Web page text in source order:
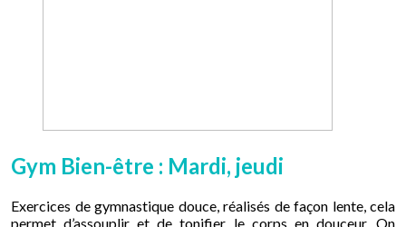
Gym Bien-être : Mardi, jeudi
Exercices de gymnastique douce, réalisés de façon lente, cela
permet d’assouplir et de tonifier le corps en douceur. On